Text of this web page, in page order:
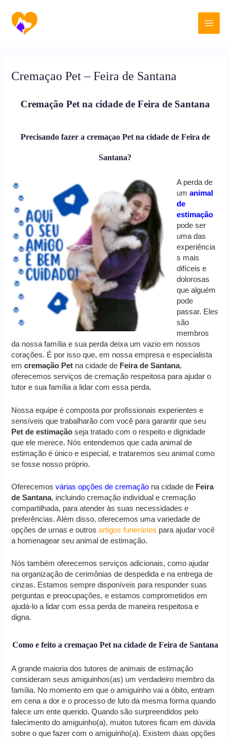
para
conteúdo
Main
Cremaçao Pet – Feira de Santana
Cremação Pet na cidade de Feira de Santana
Precisando fazer a cremaçao Pet na cidade de Feira de
Santana?
A perda de
umanimal
de
estimação
pode ser
uma das
experiência
s mais
difíceis e
dolorosas
que alguém
pode
passar. Eles
são
membros
da nossa família e sua perda deixa um vazio em nossos
corações. É por isso que, em nossa empresa e especialista
emcremação Pet na cidade de Feira de Santana,
oferecemos serviços de cremação respeitosa para ajudar o
tutor e sua família a lidar com essa perda.
Nossa equipe é composta por profissionais experientes e
sensíveis que trabalharão com você para garantir que seu
Pet de estimação seja tratado com o respeito e dignidade
que ele merece. Nós entendemos que cada animal de
estimação é único e especial, e trataremos seu animal como
se fosse nosso próprio.
Oferecemosvárias opções de cremação na cidade de Feira
de Santana, incluindo cremação individual e cremação
compartilhada, para atender às suas necessidades e
preferências. Além disso, oferecemos uma variedade de
opções de urnas e outrosartigos funerários para ajudar você
a homenagear seu animal de estimação.
Nós também oferecemos serviços adicionais, como ajudar
na organização de cerimônias de despedida e na entrega de
cinzas. Estamos sempre disponíveis para responder suas
perguntas e preocupações, e estamos comprometidos em
ajudá-lo a lidar com essa perda de maneira respeitosa e
digna.
Como e feito a cremaçao Pet na cidade de Feira de Santana
A grande maioria dos tutores de animais de estimação
consideram seus amiguinhos(as) um verdadeiro membro da
família. No momento em que o amiguinho vai a óbito, entram
em cena a dor e o processo de luto da mesma forma quando
falece um ente querido. Quando são surpreendidos pelo
falecimento do amiguinho(a), muitos tutores ficam em dúvida
sobre o que fazer com o amiguinho(a). Existem duas opções